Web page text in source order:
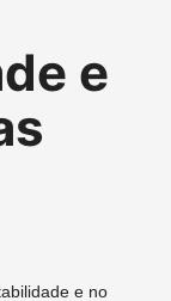
e